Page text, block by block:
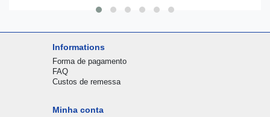
Informations
Forma de pagamento
FAQ
Custos de remessa
Minha conta